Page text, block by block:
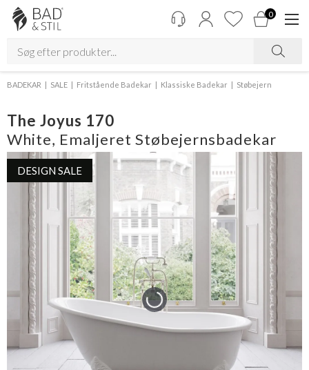
0
BADEKAR SALE Fritstående Badekar Klassiske Badekar Støbejern
The Joyus 170
White, Emaljeret Støbejernsbadekar
DESIGN SALE